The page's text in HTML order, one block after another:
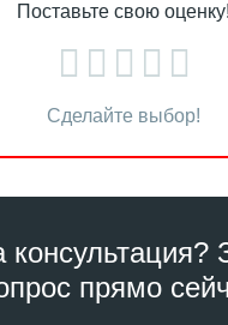
Поставьте свою оценку!
Сделайте выбор!
консультация?
прямо